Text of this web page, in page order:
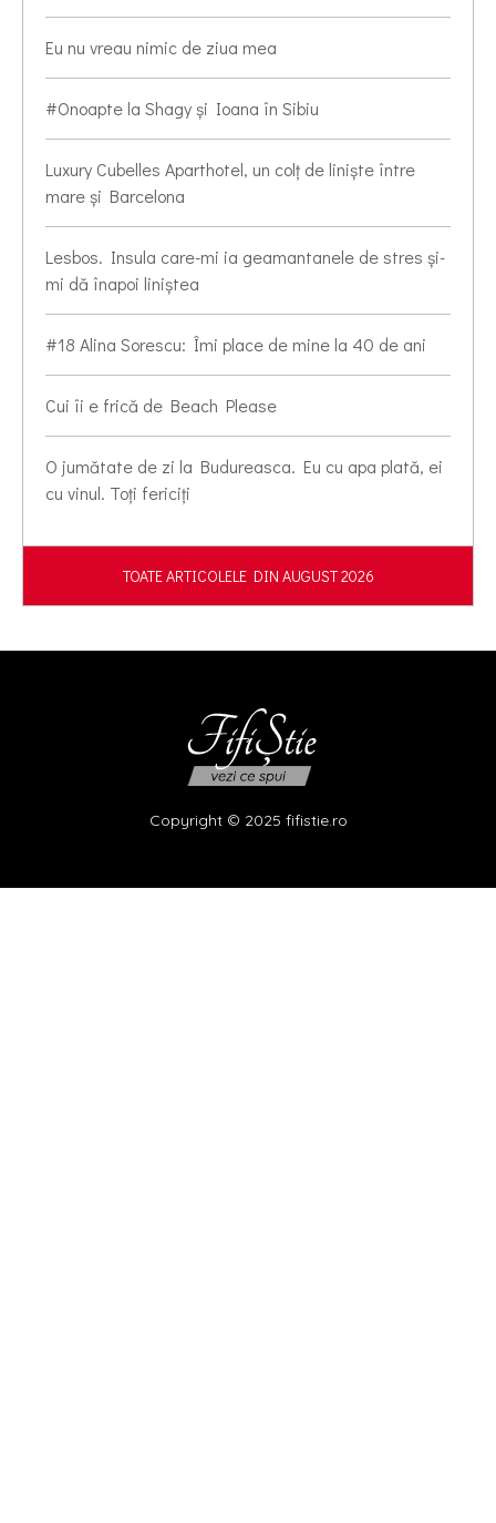
Eu nu vreau nimic de ziua mea
#Onoapte la Shagy și Ioana în Sibiu
Luxury Cubelles Aparthotel, un colț de liniște între
mare și Barcelona
Lesbos. Insula care-mi ia geamantanele de stres și-
mi dă înapoi liniștea
#18 Alina Sorescu: Îmi place de mine la 40 de ani
Cui îi e frică de Beach Please
O jumătate de zi la Budureasca. Eu cu apa plată, ei
cu vinul. Toți fericiți
TOATE ARTICOLELE DIN AUGUST 2026
Copyright © 2025 fifistie.ro